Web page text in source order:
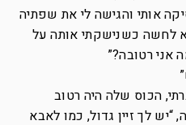
אותי והגישה לי את שפתיה
לחשה כשנישקתי אותה על
אני רטובה?”
הכוס שלה היה רטוב
“יש לך זיין גדול, כמו לאבא